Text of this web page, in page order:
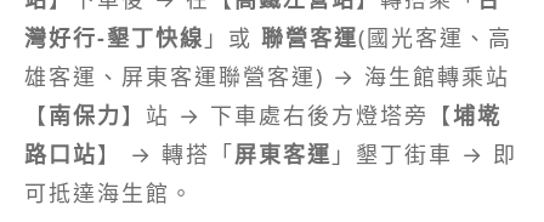
灣好行-墾丁快線 」或 聯營客運(國光客運、高
雄客運、屏東客運聯營客運) → 海生館轉乘站
【南保力】站 → 下車處右後方燈塔旁【埔墘
路口站】 → 轉搭「屏東客運 」墾丁街車 → 即
可抵達海生館。